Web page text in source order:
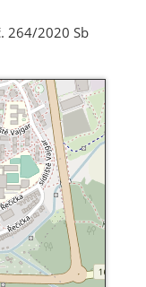
264/2020 Sb